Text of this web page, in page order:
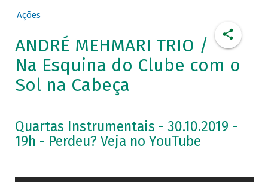
Ações
ANDRÉ MEHMARI TRIO /
Na Esquina do Clube com o
Sol na Cabeça
Quartas Instrumentais - 30.10.2019 -
19h - Perdeu? Veja no YouTube